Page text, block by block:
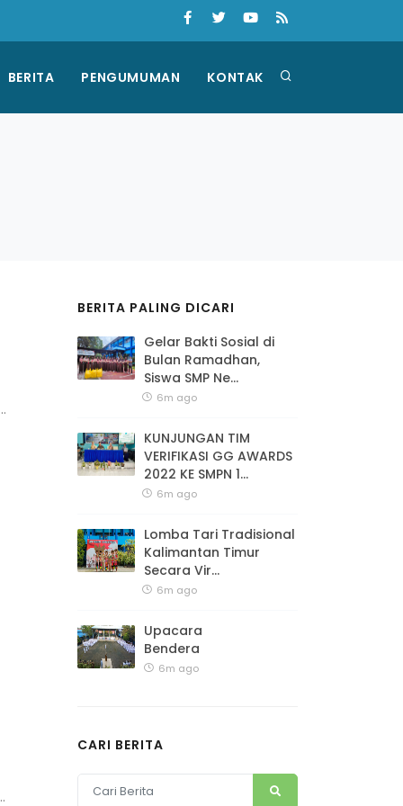
BERITA PENGUMUMAN KONTAK
BERITA PALING DICARI
Gelar Bakti Sosial di
Bulan Ramadhan,
Siswa SMP Ne...
6m ago
KUNJUNGAN TIM
VERIFIKASI GG AWARDS
2022 KE SMPN 1...
6m ago
Lomba Tari Tradisional
Kalimantan Timur
Secara Vir...
6m ago
Upacara
Bendera
6m ago
CARI BERITA